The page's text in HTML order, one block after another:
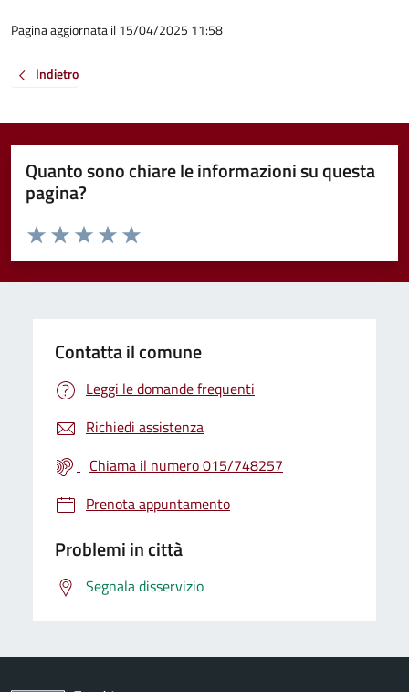
Pagina aggiornata il 15/04/2025 11:58
Indietro
Quanto sono chiare le informazioni su questa
pagina?
Valuta da 1 a 5 stelle la pagina
Valuta 5 stelle su 5
Valuta 4 stelle su 5
Valuta 3 stelle su 5
Valuta 2 stelle su 5
Valuta 1 stelle su 5
Contatta il comune
Leggi le domande frequenti
Richiedi assistenza
Chiama il numero 015/748257
Prenota appuntamento
Problemi in città
Segnala disservizio